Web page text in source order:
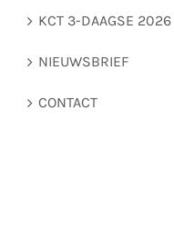
KCT 3-DAAGSE 2026
NIEUWSBRIEF
CONTACT